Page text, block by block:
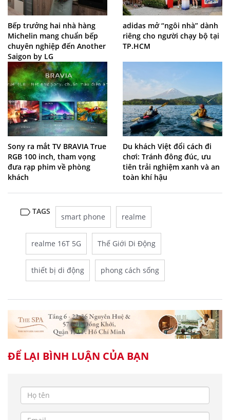
Bếp trưởng hai nhà hàng
Michelin mang chuẩn bếp
chuyên nghiệp đến Another
Saigon by LG
adidas mở “ngôi nhà” dành
riêng cho người chạy bộ tại
TP.HCM
Sony ra mắt TV BRAVIA True
RGB 100 inch, tham vọng
đưa rạp phim về phòng
khách
Du khách Việt đổi cách đi
chơi: Tránh đông đúc, ưu
tiên trải nghiệm xanh và an
toàn khí hậu
TAGS
smart phone realme
realme 16T 5G Thế Giới Di Động
thiết bị di động phong cách sống
ĐỂ LẠI BÌNH LUẬN CỦA BẠN